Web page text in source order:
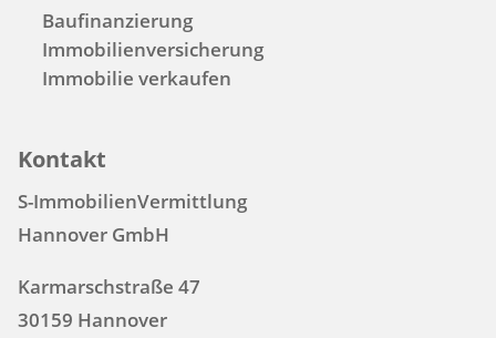
Baufinanzierung
Immobilienversicherung
Immobilie verkaufen
Kontakt
S-ImmobilienVermittlung
Hannover GmbH
Karmarschstraße 47
30159 Hannover